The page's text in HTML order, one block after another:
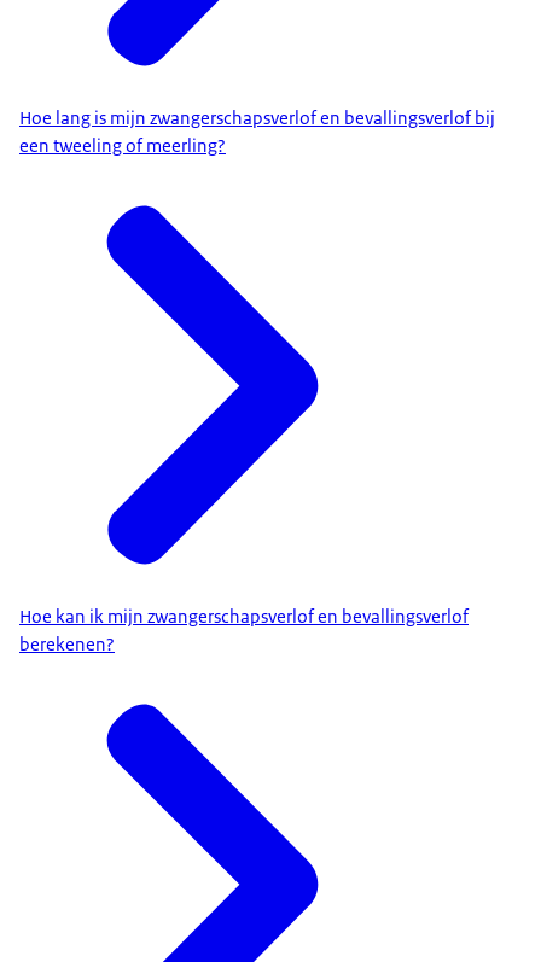
Hoe lang is mijn zwangerschapsverlof en bevallingsverlof bij
een tweeling of meerling?
Hoe kan ik mijn zwangerschapsverlof en bevallingsverlof
berekenen?